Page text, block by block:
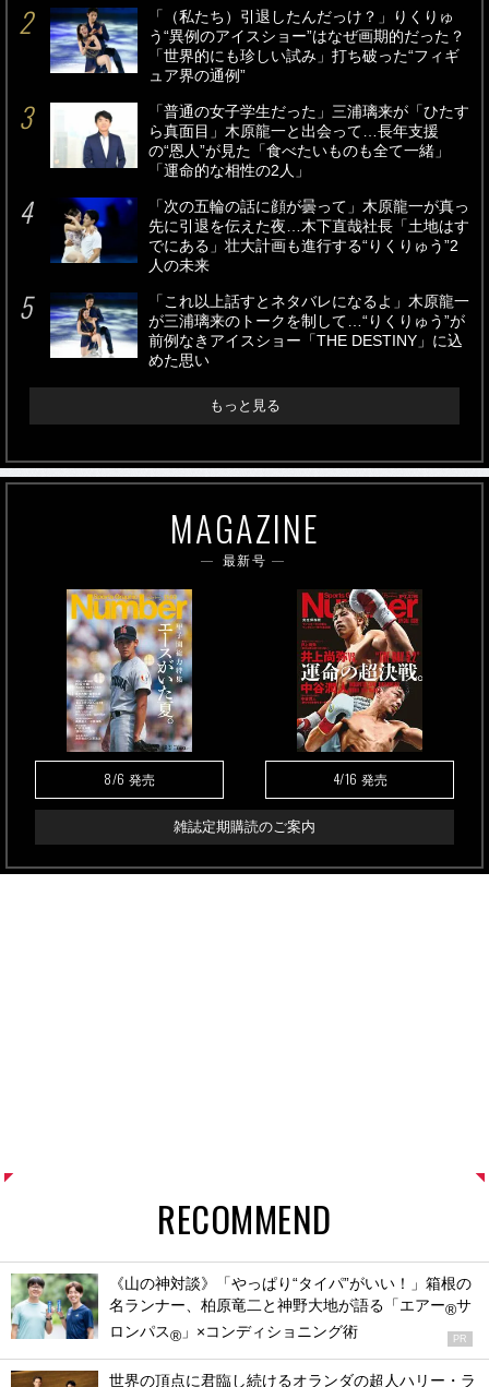
「（私たち）引退したんだっけ？」りくりゅ
う“異例のアイスショー”はなぜ画期的だった？
「世界的にも珍しい試み」打ち破った“フィギ
ュア界の通例”
「普通の女子学生だった」三浦璃来が「ひたす
ら真面目」木原龍一と出会って…長年支援
の“恩人”が見た「食べたいものも全て一緒」
「運命的な相性の2人」
「次の五輪の話に顔が曇って」木原龍一が真っ
先に引退を伝えた夜…木下直哉社長「土地はす
でにある」壮大計画も進行する“りくりゅう”2
人の未来
「これ以上話すとネタバレになるよ」木原龍一
が三浦璃来のトークを制して…“りくりゅう”が
前例なきアイスショー「THE DESTINY」に込
めた思い
もっと見る
MAGAZINE
最新号
8/6 発売 4/16 発売
雑誌定期購読のご案内
RECOMMEND
《山の神対談》「やっぱり“タイパ”がいい！」箱根の
名ランナー、柏原竜二と神野大地が語る「エアー®サ
ロンパス® 」×コンディショニング術 PR
世界の頂点に君臨し続けるオランダの超人ハリー・ラ